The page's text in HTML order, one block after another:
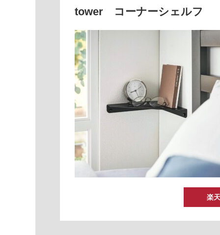
tower コーナーシェルフ
楽